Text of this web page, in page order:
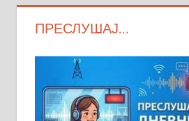
ПРЕСЛУШАЈ…